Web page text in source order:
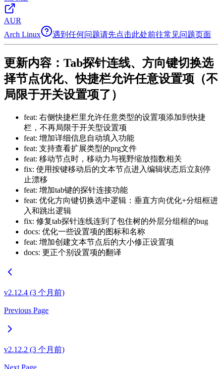
AUR
Arch Linux
遇到任何问题请先点击此处前往常见问题页面
更新内容：Tab探针连线、方向键切换选
择节点优化、快捷栏允许任意设置项（不
局限于开关设置项了）
feat: 右侧快捷栏里允许任意类型的设置项添加到快捷
栏，不再局限于开关型设置项
feat: 增加详细信息自动填入功能
feat: 支持查看扩展类型的prg文件
feat: 移动节点时，移动力与视野缩放指数相关
fix: 使用按键移动后的文本节点进入编辑状态后立刻停
止漂移
feat: 增加tab键的探针连接功能
feat: 优化方向键切换选中逻辑：垂直方向优化+分组框进
入和跳出逻辑
fix: 修复tab探针连线连到了包住树的外层分组框的bug
docs: 优化一些设置项的图标和名称
feat: 增加创建文本节点后的大小修正设置项
docs: 更正个别设置项的翻译
v2.12.4 (3 个月前)
Previous Page
v2.12.2 (3 个月前)
Next Page